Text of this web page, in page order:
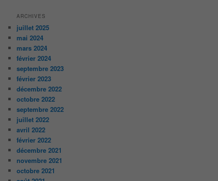
ARCHIVES
juillet 2025
mai 2024
mars 2024
février 2024
septembre 2023
février 2023
décembre 2022
octobre 2022
septembre 2022
juillet 2022
avril 2022
février 2022
décembre 2021
novembre 2021
octobre 2021